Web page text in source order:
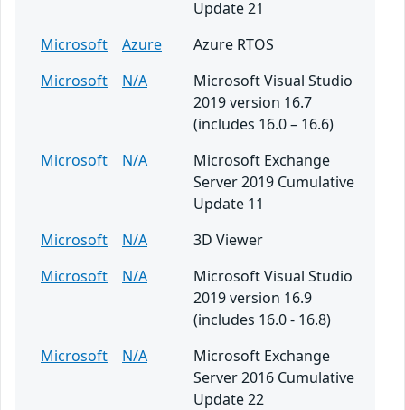
Update 21
Microsoft
Azure
Azure RTOS
Microsoft
N/A
Microsoft Visual Studio
2019 version 16.7
(includes 16.0 – 16.6)
Microsoft
N/A
Microsoft Exchange
Server 2019 Cumulative
Update 11
Microsoft
N/A
3D Viewer
Microsoft
N/A
Microsoft Visual Studio
2019 version 16.9
(includes 16.0 - 16.8)
Microsoft
N/A
Microsoft Exchange
Server 2016 Cumulative
Update 22